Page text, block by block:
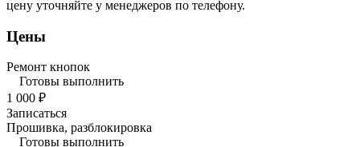
цену уточняйте у менеджеров по телефону.
Цены
Ремонт кнопок
Готовы выполнить
1 000 ₽
Записаться
Прошивка, разблокировка
Готовы выполнить